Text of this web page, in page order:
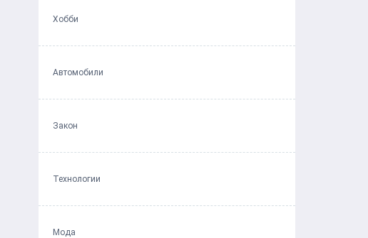
Хобби
Автомобили
Закон
Технологии
Мода